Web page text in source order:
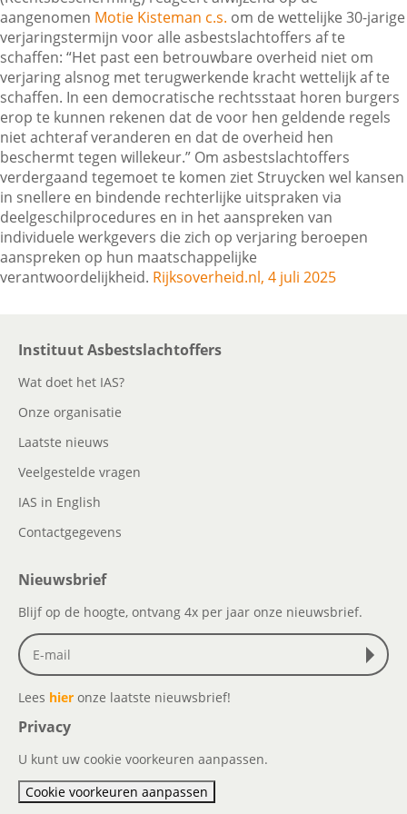
Contactgegevens
Zoeken
aangenomen Motie Kisteman c.s. om de wettelijke 30-jarige
verjaringstermijn voor alle asbestslachtoffers af te
schaffen: “Het past een betrouwbare overheid niet om
verjaring alsnog met terugwerkende kracht wettelijk af te
schaffen. In een democratische rechtsstaat horen burgers
erop te kunnen rekenen dat de voor hen geldende regels
niet achteraf veranderen en dat de overheid hen
beschermt tegen willekeur.” Om asbestslachtoffers
verdergaand tegemoet te komen ziet Struycken wel kansen
in snellere en bindende rechterlijke uitspraken via
deelgeschilprocedures en in het aanspreken van
individuele werkgevers die zich op verjaring beroepen
aanspreken op hun maatschappelijke
verantwoordelijkheid. Rijksoverheid.nl, 4 juli 2025
Instituut Asbestslachtoffers
Wat doet het IAS?
Onze organisatie
Laatste nieuws
Veelgestelde vragen
IAS in English
Contactgegevens
Nieuwsbrief
Blijf op de hoogte, ontvang 4x per jaar onze nieuwsbrief.
Lees hier onze laatste nieuwsbrief!
Privacy
U kunt uw cookie voorkeuren aanpassen.
Cookie voorkeuren aanpassen